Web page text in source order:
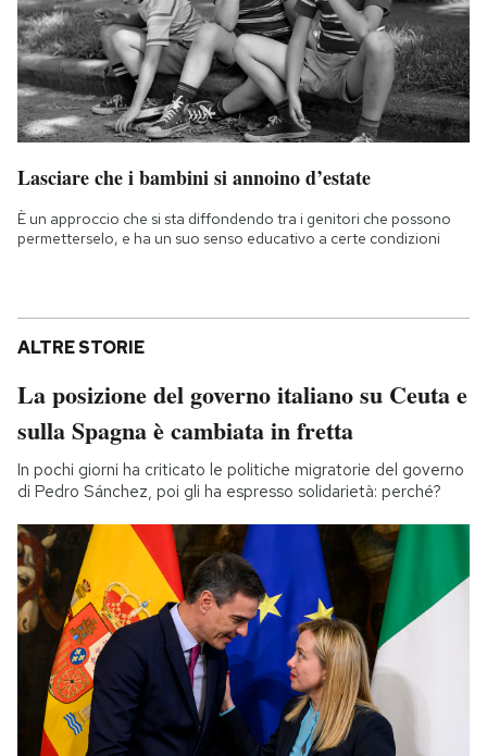
Lasciare che i bambini si annoino d’estate
È un approccio che si sta diffondendo tra i genitori che possono
permetterselo, e ha un suo senso educativo a certe condizioni
ALTRE STORIE
La posizione del governo italiano su Ceuta e
sulla Spagna è cambiata in fretta
In pochi giorni ha criticato le politiche migratorie del governo
di Pedro Sánchez, poi gli ha espresso solidarietà: perché?